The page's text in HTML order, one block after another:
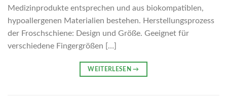
Medizinprodukte entsprechen und aus biokompatiblen,
hypoallergenen Materialien bestehen. Herstellungsprozess
der Froschschiene: Design und Größe. Geeignet für
verschiedene Fingergrößen […]
WEITERLESEN→